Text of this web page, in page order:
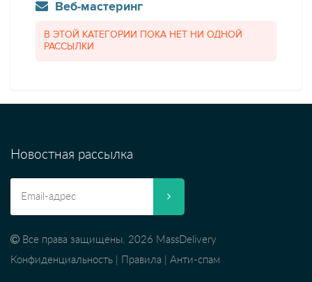
Веб-мастеринг
В ЭТОЙ КАТЕГОРИИ ПОКА НЕТ НИ ОДНОЙ
РАССЫЛКИ
Новостная рассылка
Все права защищены. 2026 MassDelivery
Конфиденциальность
Правила Анти-спам